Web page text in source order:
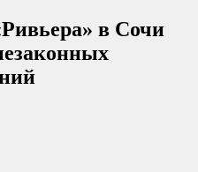
в Сочи